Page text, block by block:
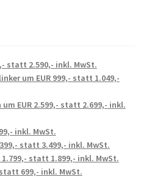
statt 2.590,- inkl. MwSt.
um EUR 999,- statt 1.049,-
EUR 2.599,- statt 2.699,- inkl.
inkl. MwSt.
statt 3.499,- inkl. MwSt.
1.799,- statt 1.899,- inkl. MwSt.
699,- inkl. MwSt.